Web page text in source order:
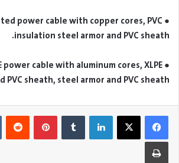
power cable with copper cores, PVC
insulation steel armor and PVC sheath.
power cable with aluminum cores, XLPE
PVC sheath, steel armor and PVC sheath.
لينكدإن بينتيريست
طباعة